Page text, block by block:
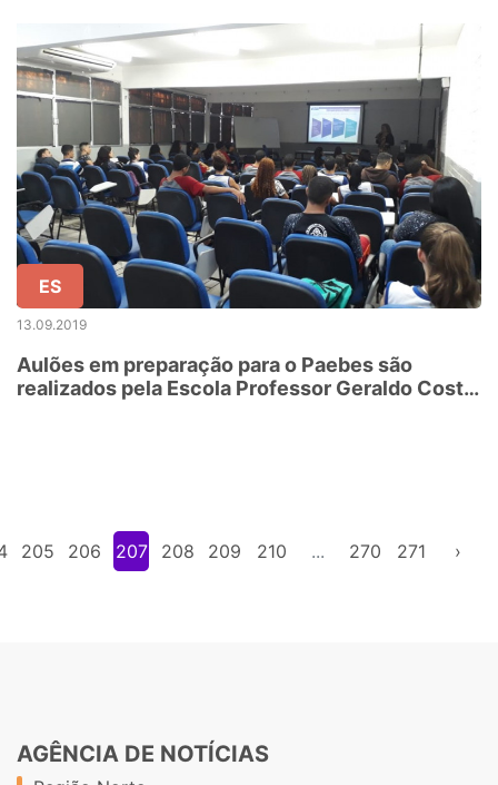
ES
13.09.2019
Aulões em preparação para o Paebes são
realizados pela Escola Professor Geraldo Costa
205 206 207 208 209 210 ... 270 271 ›
AGÊNCIA DE NOTÍCIAS